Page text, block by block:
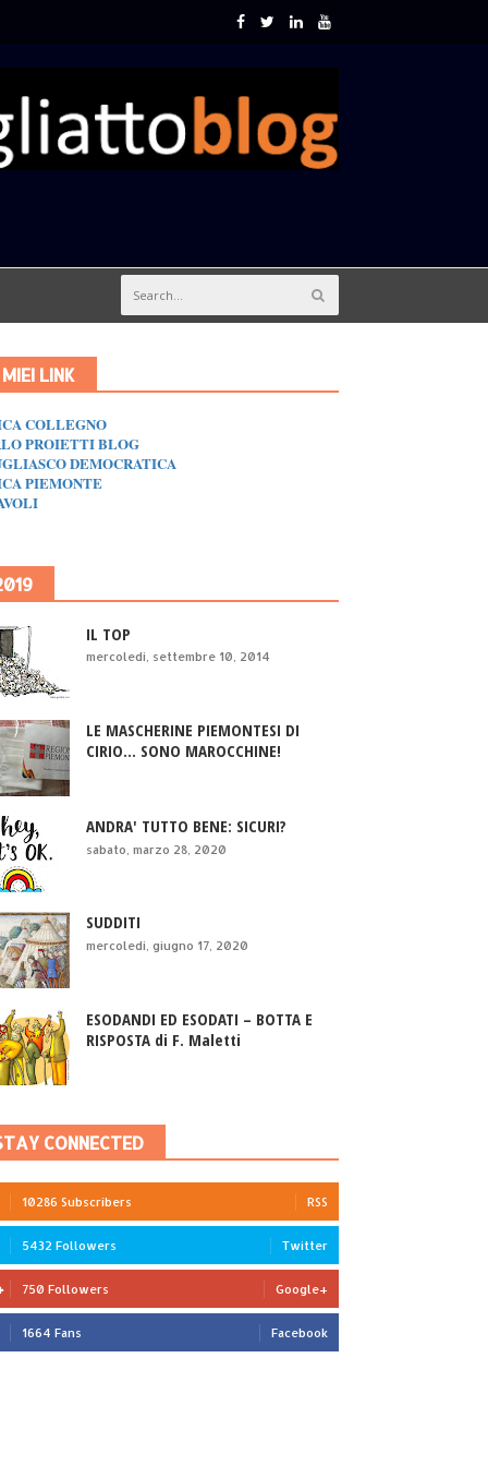
LINK
COLLEGNO
PROIETTI BLOG
DEMOCRATICA
PIEMONTE
IL TOP
mercoledì, settembre 10, 2014
LE MASCHERINE PIEMONTESI DI
CIRIO... SONO MAROCCHINE!
ANDRA' TUTTO BENE: SICURI?
sabato, marzo 28, 2020
SUDDITI
mercoledì, giugno 17, 2020
ESODANDI ED ESODATI – BOTTA E
RISPOSTA di F. Maletti
CONNECTED
10286 Subscribers RSS
5432 Followers Twitter
750 Followers Google+
1664 Fans Facebook